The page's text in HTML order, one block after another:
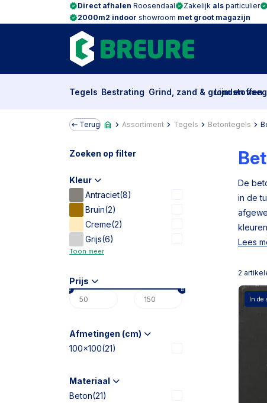
Direct afhalen Roosendaal Zakelijk als particulier
2000m2 indoor showroom met groot magazijn
Tegels Bestrating Grind, zand & grondstoffen
Lijm en
Terug Assortiment Tegels Betontegels
Zoeken op filter
Kleur
Antraciet(8)
Bruin(2)
Creme(2)
Grijs(6)
Toon meer
Prijs
Afmetingen (cm)
100x100(21)
Materiaal
Beton(21)
De
in de
Lees
2
In de